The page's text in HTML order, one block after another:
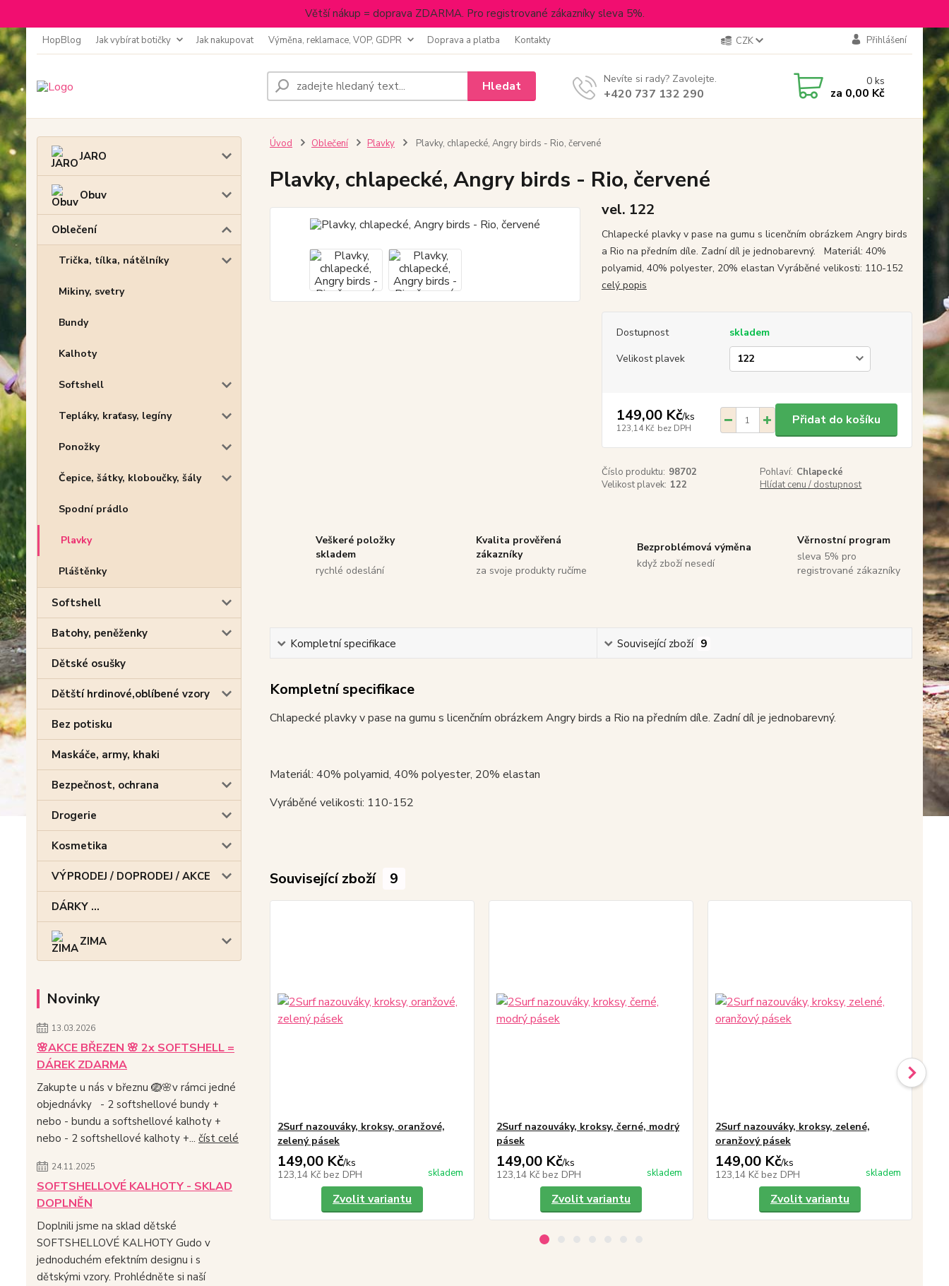
Větší nákup = doprava ZDARMA. Pro registrované zákazníky sleva 5%.
HopBlog Jak vybírat botičky Jak nakupovat Výměna, reklamace, VOP, GDPR Doprava a platba Kontakty CZK Přihlášení
Hledat Nevíte si rady? Zavolejte.
+420 737 132 290
0ks
za 0,00 Kč
JARO
Obuv
Oblečení
Trička, tílka, nátělníky
Mikiny, svetry
Bundy
Kalhoty
Softshell
Tepláky, kraťasy, legíny
Ponožky
Čepice, šátky, kloboučky, šály
Spodní prádlo
Plavky
Pláštěnky
Softshell
Batohy, peněženky
Dětské osušky
Dětští hrdinové,oblíbené vzory
Bez potisku
Maskáče, army, khaki
Bezpečnost, ochrana
Drogerie
Kosmetika
VÝPRODEJ / DOPRODEJ / AKCE
DÁRKY ...
ZIMA
Novinky
13.03.2026
🌸AKCE BŘEZEN 🌸 2x SOFTSHELL =
DÁREK ZDARMA
Zakupte u nás v březnu 🪺🌸v rámci jedné
objednávky - 2 softshellové bundy +
nebo - bundu a softshellové kalhoty +
nebo - 2 softshellové kalhoty +... číst celé
24.11.2025
SOFTSHELLOVÉ KALHOTY - SKLAD
DOPLNĚN
Doplnili jsme na sklad dětské
SOFTSHELLOVÉ KALHOTY Gudo v
jednoduchém efektním designu i s
dětskými vzory. Prohlédněte si naší
Úvod Oblečení Plavky Plavky, chlapecké, Angry birds - Rio, červené
Plavky, chlapecké, Angry birds - Rio, červené
vel. 122
Chlapecké plavky v pase na gumu s licenčním obrázkem Angry birds
a Rio na předním díle. Zadní díl je jednobarevný. Materiál: 40%
polyamid, 40% polyester, 20% elastan Vyráběné velikosti: 110-152
celý popis
Dostupnost
skladem
Velikost plavek
149,00 Kč/ks
123,14 Kč bez DPH
Přidat do košíku
Číslo produktu: 98702 Pohlaví: Chlapecké
Velikost plavek: 122 Hlídat cenu / dostupnost
Veškeré položky
skladem
rychlé odeslání
Kvalita prověřená
zákazníky
za svoje produkty ručíme
Bezproblémová výměna
když zboží nesedí
Věrnostní program
sleva 5% pro
registrované zákazníky
Kompletní specifikace Související zboží 9
Kompletní specifikace
Chlapecké plavky v pase na gumu s licenčním obrázkem Angry birds a Rio na předním díle. Zadní díl je jednobarevný.
Materiál: 40% polyamid, 40% polyester, 20% elastan
Vyráběné velikosti: 110-152
Související zboží 9
2Surf nazouváky, kroksy, oranžové,
zelený pásek
149,00 Kč/ks
123,14 Kč bez DPH skladem
Zvolit variantu
2Surf nazouváky, kroksy, černé, modrý
pásek
149,00 Kč/ks
123,14 Kč bez DPH skladem
Zvolit variantu
2Surf nazouváky, kroksy, zelené,
oranžový pásek
149,00 Kč/ks
123,14 Kč bez DPH skladem
Zvolit variantu